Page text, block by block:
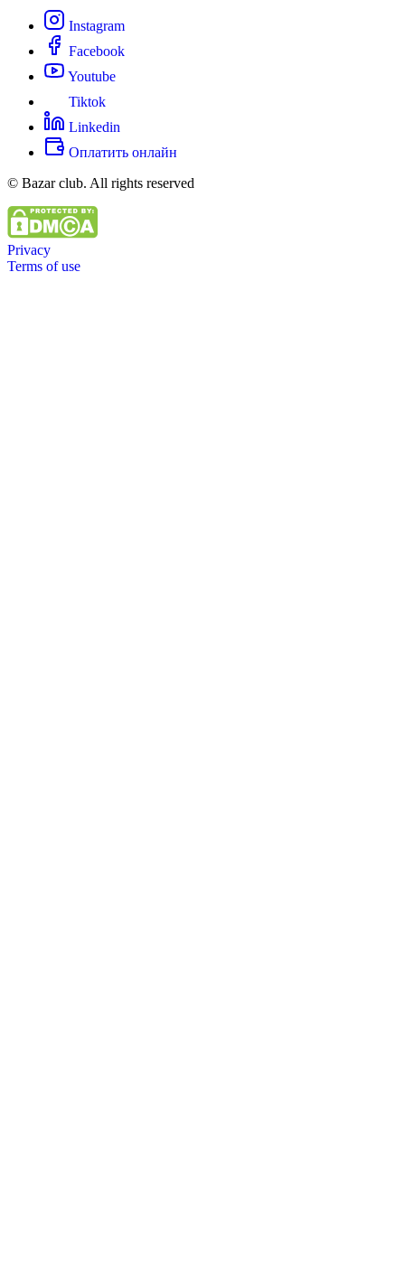
Instagram
Facebook
Youtube
Tiktok
Linkedin
Оплатить онлайн
© Bazar club. All rights reserved
Privacy
Terms of use